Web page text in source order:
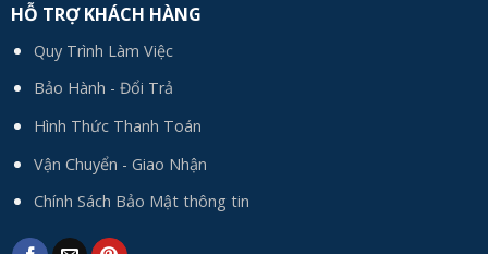
HỖ TRỢ KHÁCH HÀNG
Quy Trình Làm Việc
Bảo Hành - Đổi Trả
Hình Thức Thanh Toán
Vận Chuyển - Giao Nhận
Chính Sách Bảo Mật thông tin